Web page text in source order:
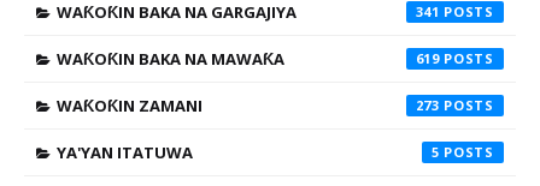
WAƘOƘIN BAKA NA GARGAJIYA 341
WAƘOƘIN BAKA NA MAWAƘA 619
WAƘOƘIN ZAMANI 273
YA'YAN ITATUWA 5